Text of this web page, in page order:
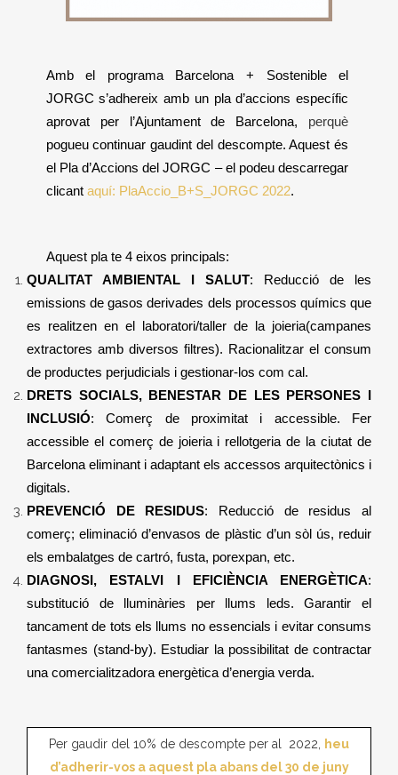
Amb el programa Barcelona + Sostenible el
JORGC s’adhereix amb un pla d’accions específic
aprovat per l’Ajuntament de Barcelona, perquè
pogueu continuar gaudint del descompte. Aquest és
el Pla d’Accions del JORGC – el podeu descarregar
clicant aquí: PlaAccio_B+S_JORGC 2022.
Aquest pla te 4 eixos principals:
QUALITAT AMBIENTAL I SALUT: Reducció de les
emissions de gasos derivades dels processos químics que
es realitzen en el laboratori/taller de la joieria(campanes
extractores amb diversos filtres). Racionalitzar el consum
de productes perjudicials i gestionar-los com cal.
DRETS SOCIALS, BENESTAR DE LES PERSONES I
INCLUSIÓ: Comerç de proximitat i accessible. Fer
accessible el comerç de joieria i rellotgeria de la ciutat de
Barcelona eliminant i adaptant els accessos arquitectònics i
digitals.
PREVENCIÓ DE RESIDUS: Reducció de residus al
comerç; eliminació d’envasos de plàstic d’un sòl ús, reduir
els embalatges de cartró, fusta, porexpan, etc.
DIAGNOSI, ESTALVI I EFICIÈNCIA ENERGÈTICA:
substitució de lluminàries per llums leds. Garantir el
tancament de tots els llums no essencials i evitar consums
fantasmes (stand-by). Estudiar la possibilitat de contractar
una comercialitzadora energètica d’energia verda.
Per gaudir del 10% de descompte per al 2022,
heu
d’adherir-vos a aquest pla abans del 30 de juny